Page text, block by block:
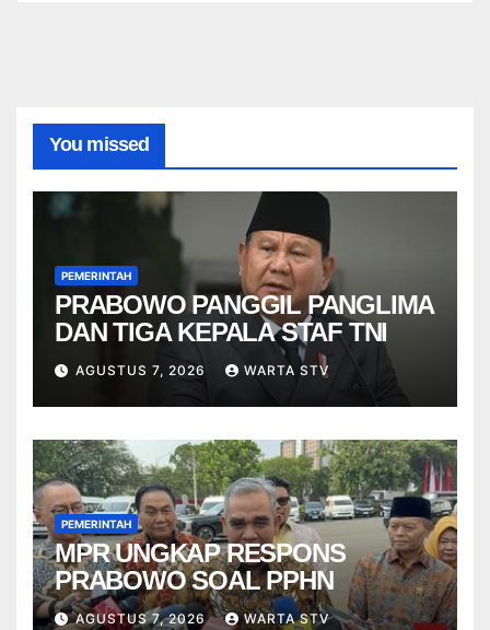
You missed
PEMERINTAH
PRABOWO PANGGIL PANGLIMA
DAN TIGA KEPALA STAF TNI
AGUSTUS 7, 2026 WARTA STV
PEMERINTAH
MPR UNGKAP RESPONS
PRABOWO SOAL PPHN
AGUSTUS 7, 2026 WARTA STV